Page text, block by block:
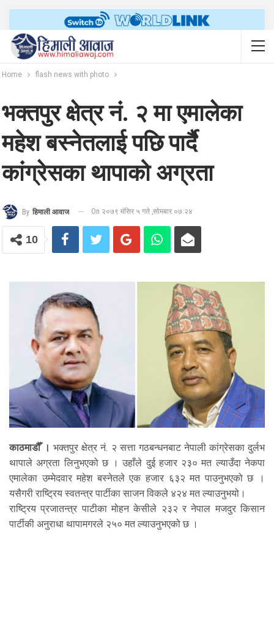
Home flash news with photo
भक्तपुर क्षेत्र नं. २ मा एमालेका
महेश बस्नेतलाई पछि पार्दै
कांग्रेसका थापाको अग्रता
By हिमाली आवाज On २०७९ मंसिर ५ गते ,सोमबार ०७:२४
10
काठमाडौँ । भक्तपुर क्षेत्र नं. २ सत्ता गठबन्धनबाट नेपाली कांग्रेसका दुर्लभ
थापाले अग्रता लिनुभएको छ । उहाँले दुई हजार २३० मत ल्याउँदा नेकपा
एमालेका उम्मेदवार महेश बस्नेतले एक हजार ६३२ मत पाउनुभएको छ ।
यसैगरी राष्ट्रिय स्वतन्त्र पार्टीका साजन विकले ४२४ मत ल्याउनुभयो।
राष्ट्रिय प्रजातन्त्र पाटीका मोहन केसीले २३२ र नेपाल मजदुर किसान
पार्टीकी अनुराधा थापामगरले २५० मत ल्याउनुभएको छ ।